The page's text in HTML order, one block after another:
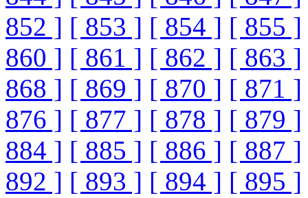
852 ] [ 853 ] [ 854 ] [ 855 ]
860 ] [ 861 ] [ 862 ] [ 863 ]
868 ] [ 869 ] [ 870 ] [ 871 ]
876 ] [ 877 ] [ 878 ] [ 879 ]
884 ] [ 885 ] [ 886 ] [ 887 ]
892 ] [ 893 ] [ 894 ] [ 895 ]